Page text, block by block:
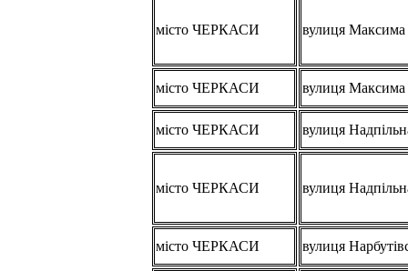
місто ЧЕРКАСИ вулиця Максима
місто ЧЕРКАСИ вулиця Максима
місто ЧЕРКАСИ вулиця
місто ЧЕРКАСИ вулиця
місто ЧЕРКАСИ вулиця